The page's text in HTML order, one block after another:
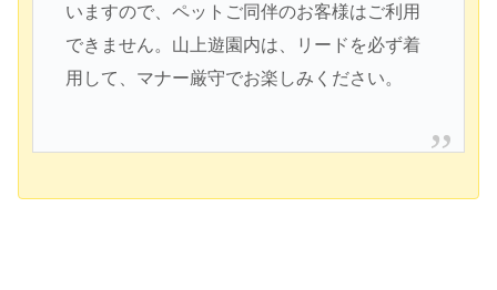
いますので、ペットご同伴のお客様はご利用
できません。山上遊園内は、リードを必ず着
用して、マナー厳守でお楽しみください。